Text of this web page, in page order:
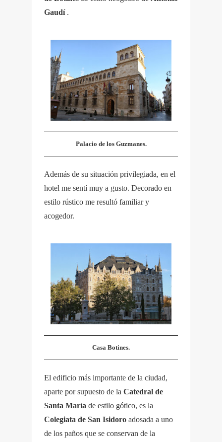
Gaudí .
Palacio de los Guzmanes.
Además de su situación privilegiada, en el
hotel me sentí muy a gusto. Decorado en
estilo rústico me resultó familiar y
acogedor.
Casa Botines.
El edificio más importante de la ciudad,
aparte por supuesto de la Catedral de
Santa María de estilo gótico, es la
Colegiata de San Isidoro adosada a uno
de los paños que se conservan de la